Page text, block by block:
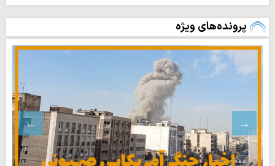
پرونده‌های ویژه